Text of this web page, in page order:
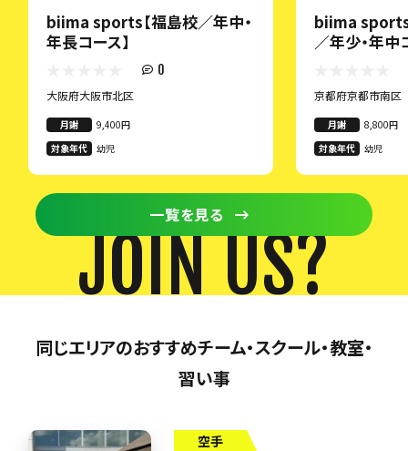
biima sports【福島校／年中・
年長コース】
0
大阪府大阪市北区
月謝
9,400円
対象年代
幼児
biima sports
／年少・年中
京都府京都市南区
月謝
8,800円
対象年代
幼児
一覧を見る
JOIN US?
同じエリアのおすすめチーム・スクール・教室・
習い事
空手